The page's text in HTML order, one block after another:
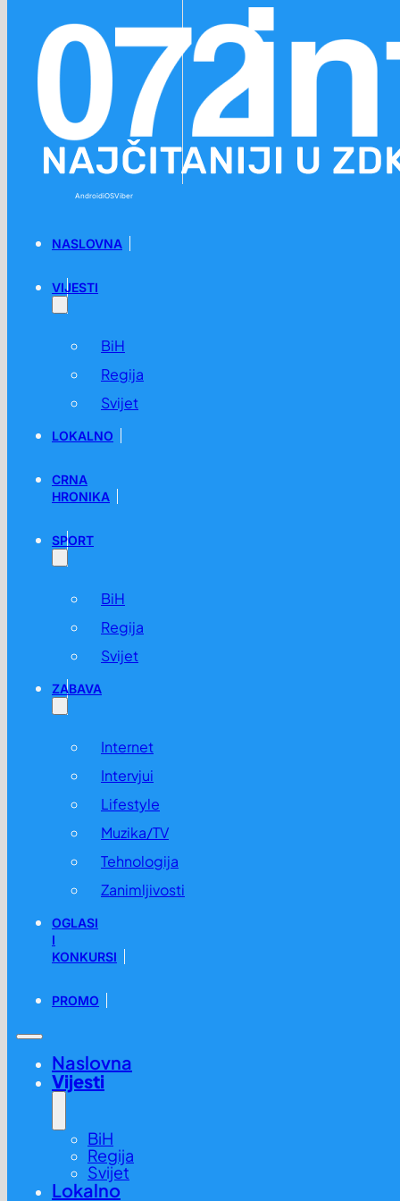
AndroidiOSViber
NASLOVNA
VIJESTI
BiH
Regija
Svijet
LOKALNO
CRNA
HRONIKA
SPORT
BiH
Regija
Svijet
ZABAVA
Internet
Intervjui
Lifestyle
Muzika/TV
Tehnologija
Zanimljivosti
OGLASI
I
KONKURSI
PROMO
Naslovna
Vijesti
BiH
Regija
Svijet
Lokalno